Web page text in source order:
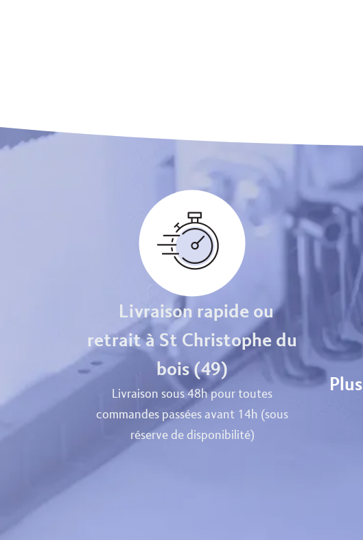
Livraison rapide ou
retrait à St Christophe du
bois (49)
Livraison sous 48h pour toutes
commandes passées avant 14h (sous
réserve de disponibilité)